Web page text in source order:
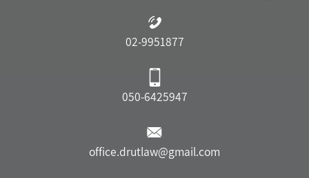
02-9951877
050-6425947
office.drutlaw@gmail.com